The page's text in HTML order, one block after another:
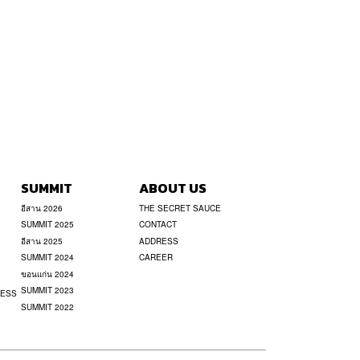
SUMMIT
อีสาน 2026
SUMMIT 2025
อีสาน 2025
SUMMIT 2024
ขอนแก่น 2024
SUMMIT 2023
SUMMIT 2022
ABOUT US
THE SECRET SAUCE
CONTACT
ADDRESS
CAREER